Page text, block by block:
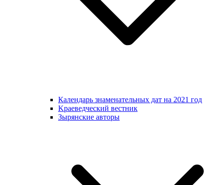
Календарь знаменательных дат на 2021 год
Kраеведческий вестник
Зырянские авторы